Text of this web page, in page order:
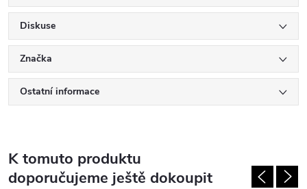
Diskuse
Značka
Ostatní informace
K tomuto produktu
doporučujeme ještě dokoupit